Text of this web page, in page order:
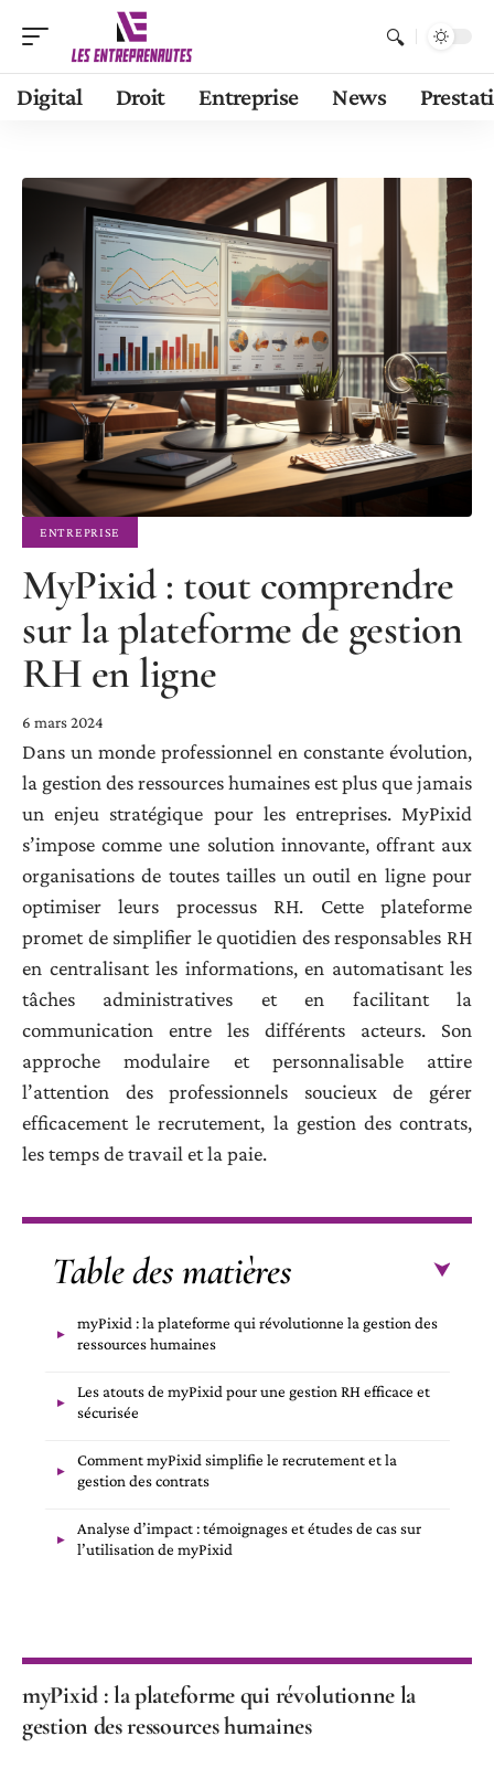
Digital Droit Entreprise News
ENTREPRISE
MyPixid : tout comprendre
sur la plateforme de gestion
RH en ligne
6 mars 2024
Dans un monde professionnel en constante évolution,
la gestion des ressources humaines est plus que jamais
un enjeu stratégique pour les entreprises. MyPixid
s’impose comme une solution innovante, offrant aux
organisations de toutes tailles un outil en ligne pour
optimiser leurs processus RH. Cette plateforme
promet de simplifier le quotidien des responsables RH
en centralisant les informations, en automatisant les
tâches administratives et en facilitant la
communication entre les différents acteurs. Son
approche modulaire et personnalisable attire
l’attention des professionnels soucieux de gérer
efficacement le recrutement, la gestion des contrats,
les temps de travail et la paie.
Table des matières
myPixid : la plateforme qui révolutionne la gestion des
ressources humaines
Les atouts de myPixid pour une gestion RH efficace et
sécurisée
Comment myPixid simplifie le recrutement et la
gestion des contrats
Analyse d’impact : témoignages et études de cas sur
l’utilisation de myPixid
myPixid : la plateforme qui révolutionne la
gestion des ressources humaines